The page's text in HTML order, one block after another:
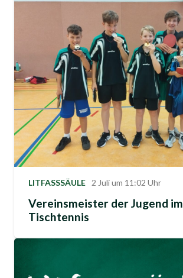
LITFASSSÄULE 2 Juli um 11:02 Uhr
Vereinsmeister der Jugend im
Tischtennis